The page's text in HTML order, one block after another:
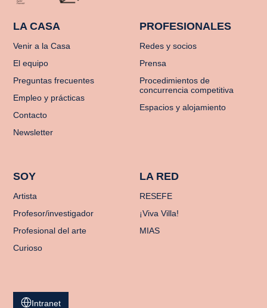
LA CASA
Venir a la Casa
El equipo
Preguntas frecuentes
Empleo y prácticas
Contacto
Newsletter
PROFESIONALES
Redes y socios
Prensa
Procedimientos de
concurrencia competitiva
Espacios y alojamiento
SOY
Artista
Profesor/investigador
Profesional del arte
Curioso
LA RED
RESEFE
¡Viva Villa!
MIAS
Intranet